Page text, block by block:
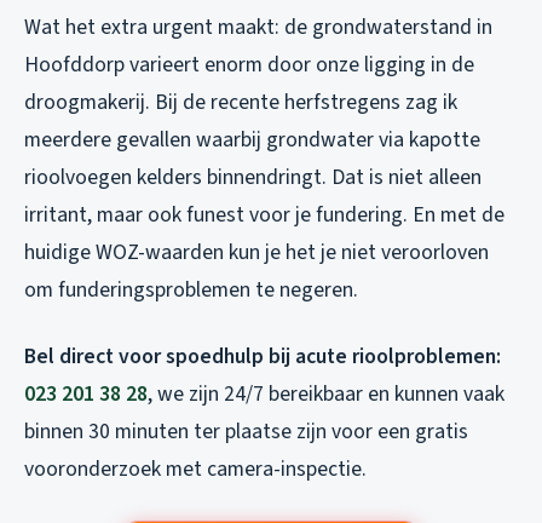
Wat het extra urgent maakt: de grondwaterstand in
Hoofddorp varieert enorm door onze ligging in de
droogmakerij. Bij de recente herfstregens zag ik
meerdere gevallen waarbij grondwater via kapotte
rioolvoegen kelders binnendringt. Dat is niet alleen
irritant, maar ook funest voor je fundering. En met de
huidige WOZ-waarden kun je het je niet veroorloven
om funderingsproblemen te negeren.
Bel direct voor spoedhulp bij acute rioolproblemen:
023 201 38 28, we zijn 24/7 bereikbaar en kunnen vaak
binnen 30 minuten ter plaatse zijn voor een gratis
vooronderzoek met camera-inspectie.